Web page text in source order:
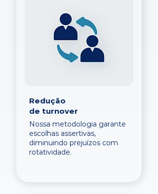
Redução
de turnover
Nossa metodologia garante
escolhas assertivas,
diminuindo prejuízos com
rotatividade.